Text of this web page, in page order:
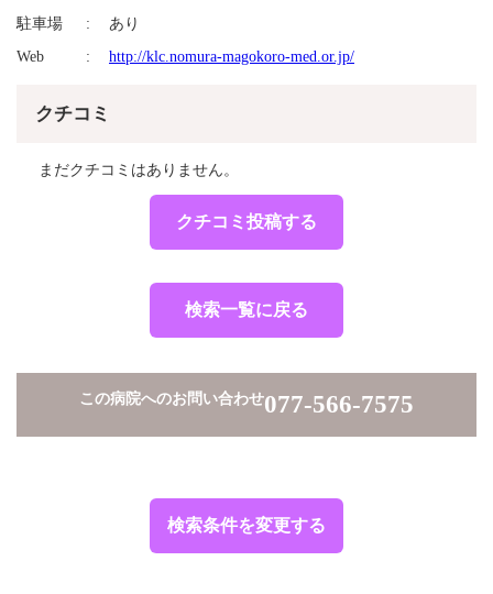
検索条件を変更する
駐車場
あり
Web
http://klc.nomura-magokoro-med.or.jp/
クチコミ
まだクチコミはありません。
クチコミ投稿する
検索一覧に戻る
この病院へのお問い合わせ077-566-7575